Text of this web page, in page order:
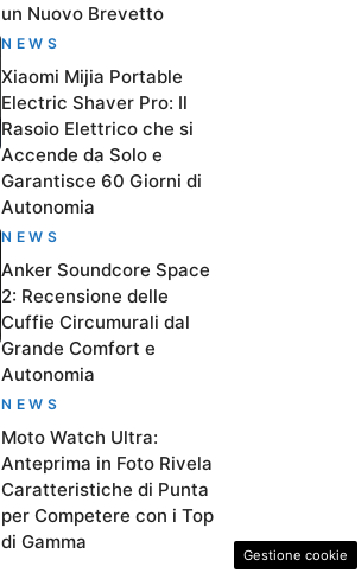
un Nuovo Brevetto
NEWS
Xiaomi Mijia Portable
Electric Shaver Pro: Il
Rasoio Elettrico che si
Accende da Solo e
Garantisce 60 Giorni di
Autonomia
NEWS
Anker Soundcore Space
2: Recensione delle
Cuffie Circumurali dal
Grande Comfort e
Autonomia
NEWS
Moto Watch Ultra:
Anteprima in Foto Rivela
Caratteristiche di Punta
per Competere con i Top
di Gamma
Gestione cookie